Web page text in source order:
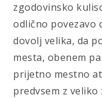
zgodovinsko
odlično povezavo
dovolj velika, da
mesta, obenem
prijetno mestno
predvsem z